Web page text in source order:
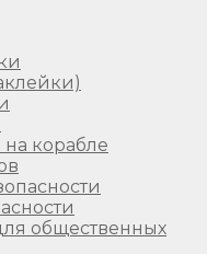
корабле
общественных